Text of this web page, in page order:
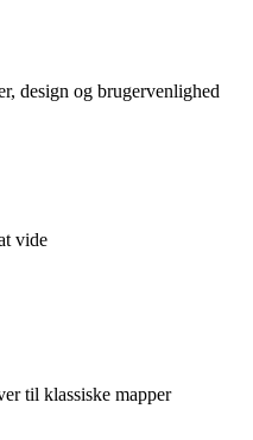
design og brugervenlighed
vide
til klassiske mapper